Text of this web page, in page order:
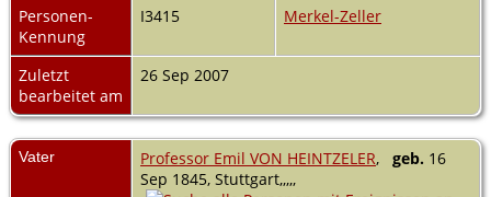
Personen-
Kennung
I3415 Merkel-Zeller
Zuletzt
bearbeitet am
26 Sep 2007
Vater Professor Emil VON HEINTZELER, geb. 16
Sep 1845, Stuttgart,,,,,